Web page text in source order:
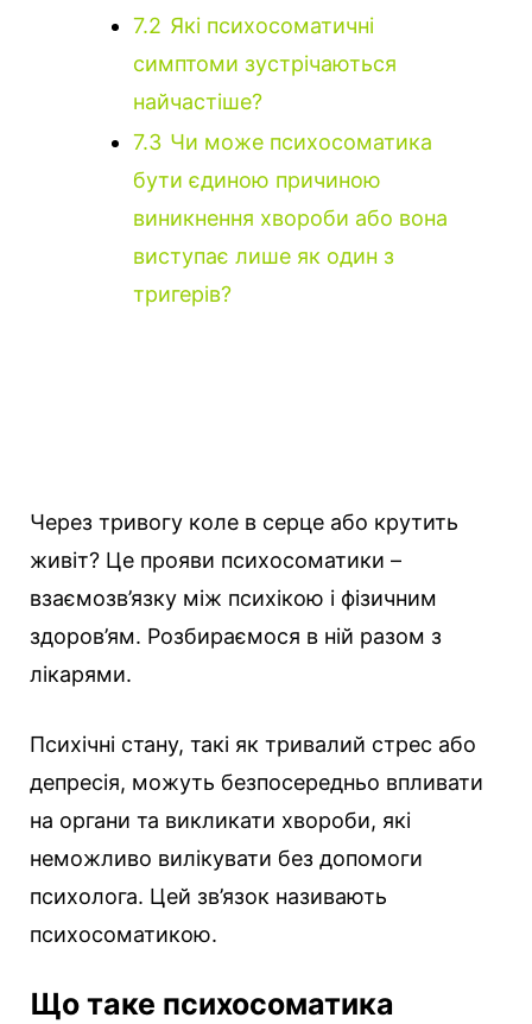
7.2 Які психосоматичні
симптоми зустрічаються
найчастіше?
7.3 Чи може психосоматика
бути єдиною причиною
виникнення хвороби або вона
виступає лише як один з
тригерів?
Через тривогу коле в серце або крутить
живіт? Це прояви психосоматики –
взаємозв’язку між психікою і фізичним
здоров’ям. Розбираємося в ній разом з
лікарями.
Психічні стану, такі як тривалий стрес або
депресія, можуть безпосередньо впливати
на органи та викликати хвороби, які
неможливо вилікувати без допомоги
психолога. Цей зв’язок називають
психосоматикою.
Що таке психосоматика